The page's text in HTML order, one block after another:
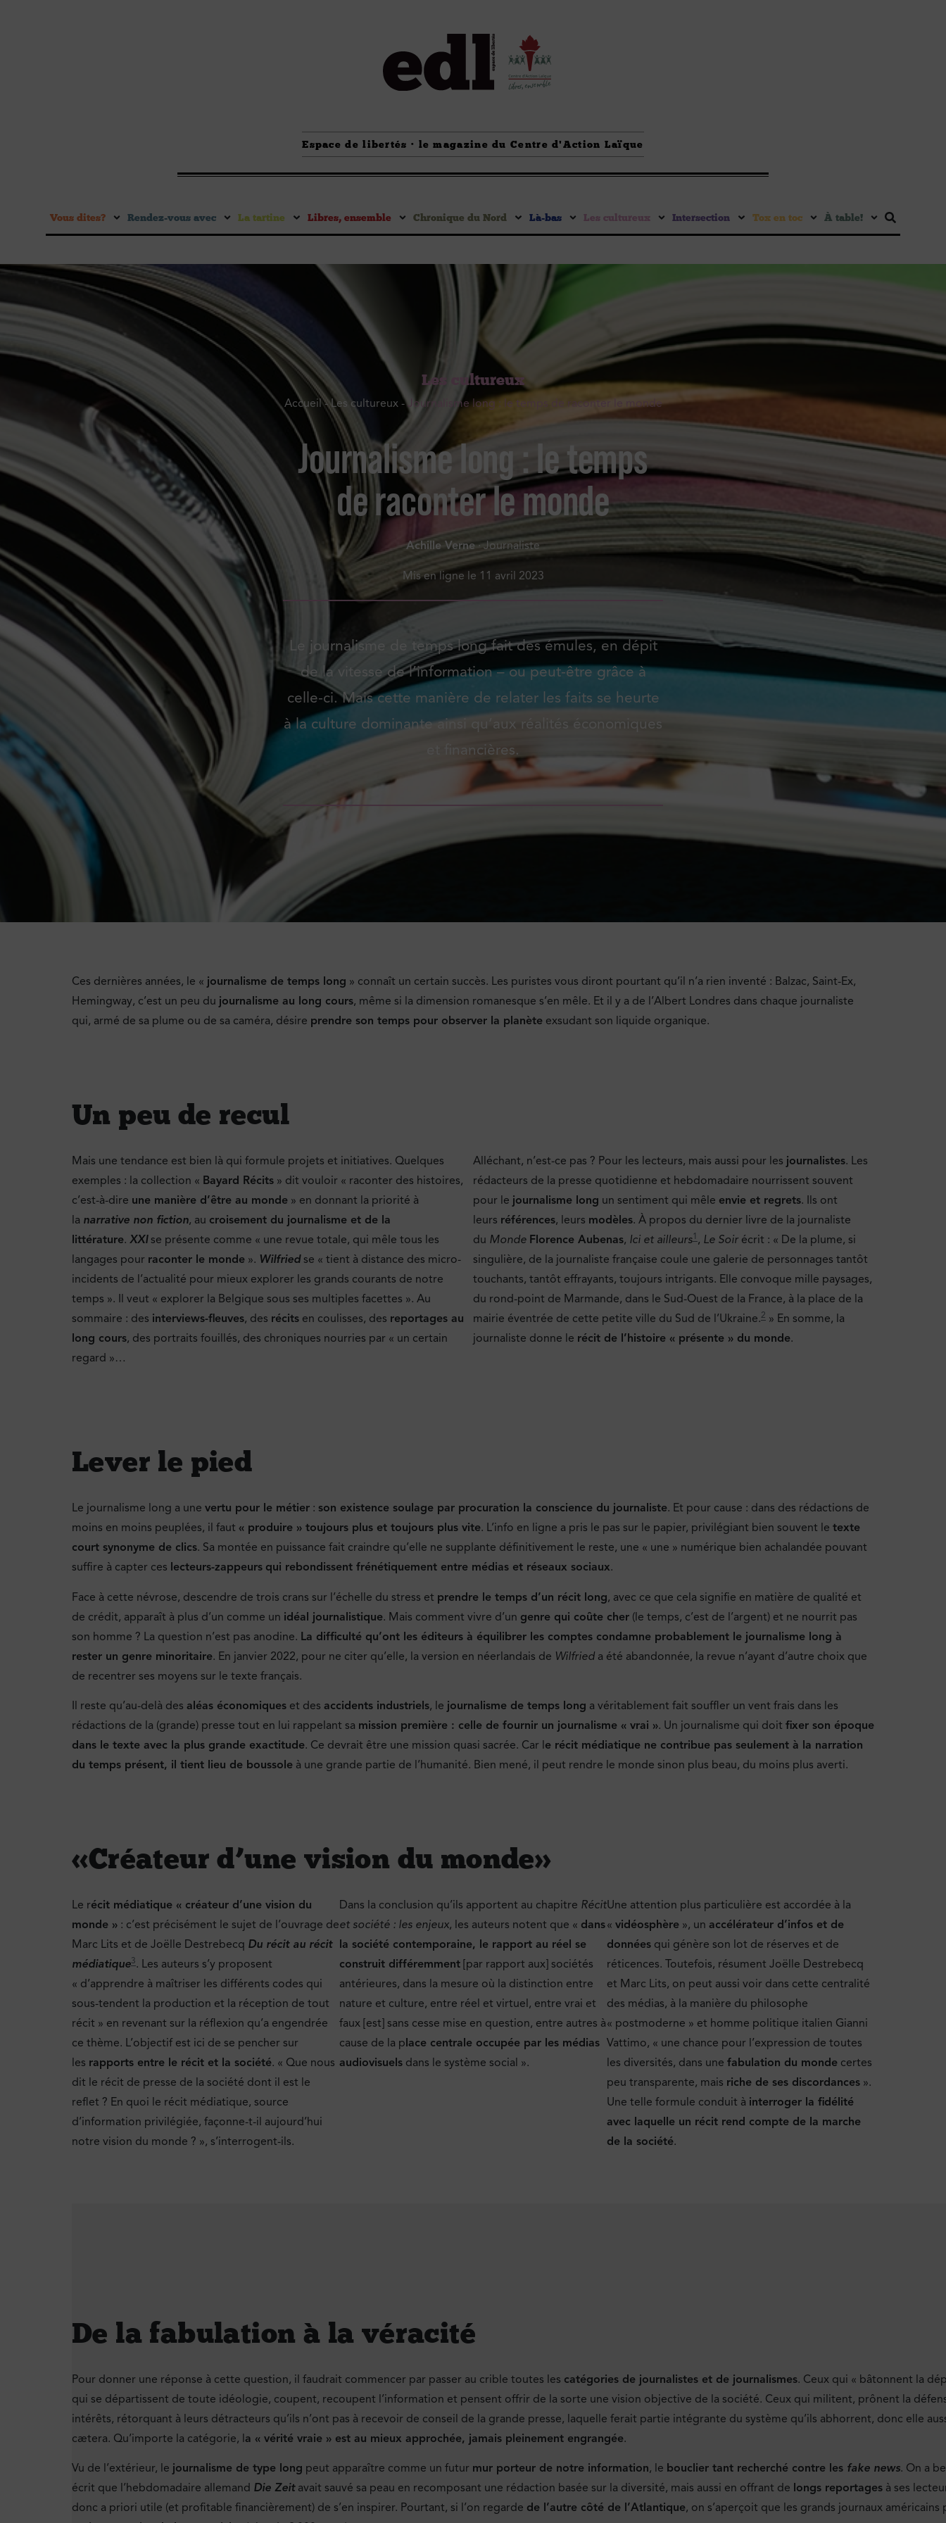
Espace de libertés · le magazine du Centre d'Action Laïque
Vous dites ? Rendez-vous avec La tartine Libres, ensemble Chronique du Nord Là-bas Les cultureux Intersection Tox en toc À table !
Les cultureux
Accueil-Les cultureux-Journalisme long : le temps de raconter le monde
Journalisme long : le temps
de raconter le monde
Achille Verne· Journaliste
Mis en ligne le 11 avril 2023
Le journalisme de temps long fait des émules, en dépit
de la vitesse de l’information – ou peut-être grâce à
celle-ci. Mais cette manière de relater les faits se heurte
à la culture dominante ainsi qu’aux réalités économiques
et financières.
Ces dernières années, le « journalisme de temps long » connaît un certain succès. Les puristes vous diront pourtant qu’il n’a rien inventé : Balzac, Saint-Ex,
Hemingway, c’est un peu du journalisme au long cours, même si la dimension romanesque s’en mêle. Et il y a de l’Albert Londres dans chaque journaliste
qui, armé de sa plume ou de sa caméra, désire prendre son temps pour observer la planète exsudant son liquide organique.
Un peu de recul
Mais une tendance est bien là qui formule projets et initiatives. Quelques
exemples : la collection « Bayard Récits » dit vouloir « raconter des histoires,
c’est-à-dire une manière d’être au monde » en donnant la priorité à
la narrative non fiction, au croisement du journalisme et de la
littérature. XXIse présente comme « une revue totale, qui mêle tous les
langages pour raconter le monde ». Wilfriedse « tient à distance des micro-
incidents de l’actualité pour mieux explorer les grands courants de notre
temps ». Il veut « explorer la Belgique sous ses multiples facettes ». Au
sommaire : des interviews-fleuves, des récits en coulisses, des reportages au
long cours, des portraits fouillés, des chroniques nourries par « un certain
regard »…
Alléchant, n’est-ce pas ? Pour les lecteurs, mais aussi pour les journalistes. Les
rédacteurs de la presse quotidienne et hebdomadaire nourrissent souvent
pour le journalisme long un sentiment qui mêle envie et regrets. Ils ont
leurs références, leurs modèles. À propos du dernier livre de la journaliste
du Monde Florence Aubenas, Ici et ailleurs1 , Le Soir écrit : « De la plume, si
singulière, de la journaliste française coule une galerie de personnages tantôt
touchants, tantôt effrayants, toujours intrigants. Elle convoque mille paysages,
du rond-point de Marmande, dans le Sud-Ouest de la France, à la place de la
mairie éventrée de cette petite ville du Sud de l’Ukraine.2 » En somme, la
journaliste donne le récit de l’histoire « présente » du monde.
Lever le pied
Le journalisme long a une vertu pour le métier : son existence soulage par procuration la conscience du journaliste. Et pour cause : dans des rédactions de
moins en moins peuplées, il faut « produire » toujours plus et toujours plus vite. L’info en ligne a pris le pas sur le papier, privilégiant bien souvent le texte
court synonyme de clics. Sa montée en puissance fait craindre qu’elle ne supplante définitivement le reste, une « une » numérique bien achalandée pouvant
suffire à capter ces lecteurs-zappeurs qui rebondissent frénétiquement entre médias et réseaux sociaux.
Face à cette névrose, descendre de trois crans sur l’échelle du stress et prendre le temps d’un récit long, avec ce que cela signifie en matière de qualité et
de crédit, apparaît à plus d’un comme un idéal journalistique. Mais comment vivre d’un genre qui coûte cher (le temps, c’est de l’argent) et ne nourrit pas
son homme ? La question n’est pas anodine. La difficulté qu’ont les éditeurs à équilibrer les comptes condamne probablement le journalisme long à
rester un genre minoritaire. En janvier 2022, pour ne citer qu’elle, la version en néerlandais de Wilfried a été abandonnée, la revue n’ayant d’autre choix que
de recentrer ses moyens sur le texte français.
Il reste qu’au-delà des aléas économiques et des accidents industriels, le journalisme de temps long a véritablement fait souffler un vent frais dans les
rédactions de la (grande) presse tout en lui rappelant sa mission première : celle de fournir un journalisme « vrai ». Un journalisme qui doit fixer son époque
dans le texte avec la plus grande exactitude. Ce devrait être une mission quasi sacrée. Car le récit médiatique ne contribue pas seulement à la narration
du temps présent, il tient lieu de boussole à une grande partie de l’humanité. Bien mené, il peut rendre le monde sinon plus beau, du moins plus averti.
« Créateur d’une vision du monde »
Le récit médiatique « créateur d’une vision du
monde » : c’est précisément le sujet de l’ouvrage de
Marc Lits et de Joëlle Destrebecq Du récit au récit
médiatique3. Les auteurs s’y proposent
« d’apprendre à maîtriser les différents codes qui
sous-tendent la production et la réception de tout
récit » en revenant sur la réflexion qu’a engendrée
ce thème. L’objectif est ici de se pencher sur
les rapports entre le récit et la société. « Que nous
dit le récit de presse de la société dont il est le
reflet ? En quoi le récit médiatique, source
d’information privilégiée, façonne-t-il aujourd’hui
notre vision du monde ? », s’interrogent-ils.
Dans la conclusion qu’ils apportent au chapitre Récit
et société : les enjeux, les auteurs notent que « dans
la société contemporaine, le rapport au réel se
construit différemment [par rapport aux] sociétés
antérieures, dans la mesure où la distinction entre
nature et culture, entre réel et virtuel, entre vrai et
faux [est] sans cesse mise en question, entre autres à
cause de la place centrale occupée par les médias
audiovisuels dans le système social ».
Une attention plus particulière est accordée à la
« vidéosphère », un accélérateur d’infos et de
données qui génère son lot de réserves et de
réticences. Toutefois, résument Joëlle Destrebecq
et Marc Lits, on peut aussi voir dans cette centralité
des médias, à la manière du philosophe
« postmoderne » et homme politique italien Gianni
Vattimo, « une chance pour l’expression de toutes
les diversités, dans une fabulation du monde certes
peu transparente, mais riche de ses discordances ».
Une telle formule conduit à interroger la fidélité
avec laquelle un récit rend compte de la marche
de la société.
De la fabulation à la véracité
Pour donner une réponse à cette question, il faudrait commencer par passer au crible toutes les catégories de journalistes et de journalismes. Ceux qui « bâtonnent la
qui se départissent de toute idéologie, coupent, recoupent l’information et pensent offrir de la sorte une vision objective de la société. Ceux qui militent, prônent la
intérêts, rétorquant à leurs détracteurs qu’ils n’ont pas à recevoir de conseil de la grande presse, laquelle ferait partie intégrante du système qu’ils abhorrent, donc elle
cætera. Qu’importe la catégorie, la « vérité vraie » est au mieux approchée, jamais pleinement engrangée.
Vu de l’extérieur, le journalisme de type long peut apparaître comme un futur mur porteur de notre information, le bouclier tant recherché contre les fake news. On a
écrit que l’hebdomadaire allemand Die Zeitavait sauvé sa peau en recomposant une rédaction basée sur la diversité, mais aussi en offrant de longs reportages à ses
donc a priori utile (et profitable financièrement) de s’en inspirer. Pourtant, si l’on regarde de l’autre côté de l’Atlantique, on s’aperçoit que les grands journaux